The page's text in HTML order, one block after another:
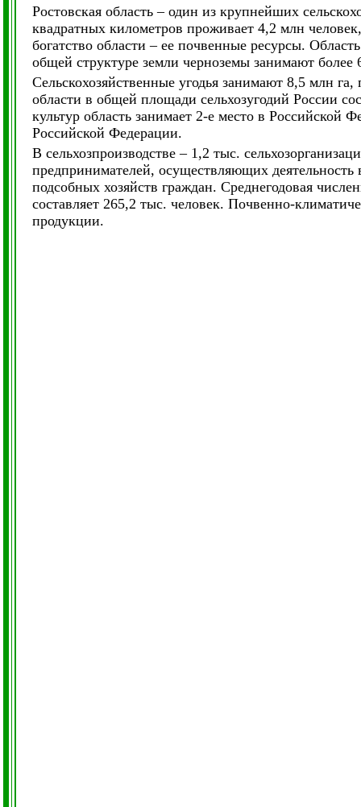
Ростовская область – один из крупнейших
квадратных километров проживает 4,2 млн
богатство области – ее почвенные ресурсы.
общей структуре земли черноземы занимают
Сельскохозяйственные угодья занимают 8,5 млн
области в общей площади сельхозугодий России
культур область занимает 2-е место в
Российской Федерации.
В сельхозпроизводстве – 1,2 тыс.
предпринимателей, осуществляющих деятельность
подсобных хозяйств граждан. Среднегодовая
составляет 265,2 тыс. человек. Почвенно-
продукции.